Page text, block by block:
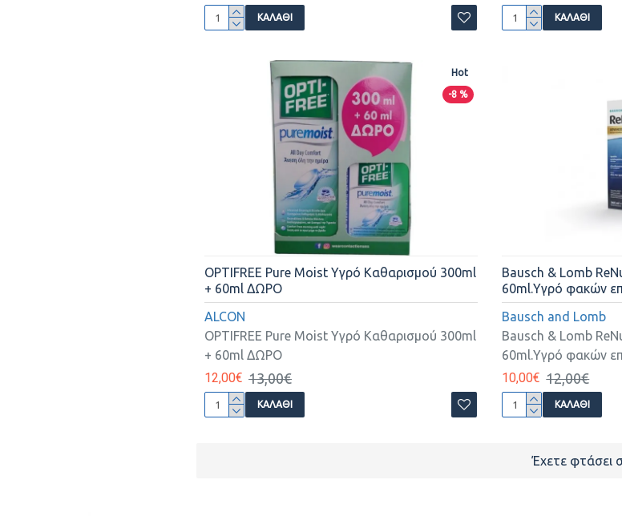
ΚΑΛΆΘΙ ΚΑΛΆΘΙ
Hot
-8 %
ALCON
OPTIFREE Pure Moist Υγρό Καθαρισμού 300ml
+ 60ml ΔΩΡΟ
OPTIFREE Pure Moist Υγρό Καθαρισμού 300ml
+ 60ml ΔΩΡΟ
12,00€ 13,00€
ΚΑΛΆΘΙ
Bausch and Lomb
Bausch & Lomb
60ml.Υγρό φακών
Bausch & Lomb
60ml.Υγρό φακών
10,00€ 12,00€
ΚΑΛΆΘΙ
Έχετε φτάσει